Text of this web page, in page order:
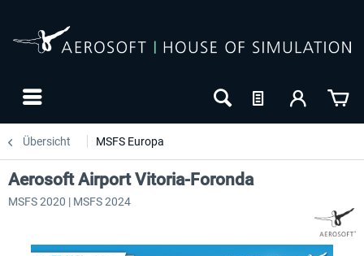
Übersicht MSFS Europa
Aerosoft Airport Vitoria-Foronda
MSFS 2020 | MSFS 2024